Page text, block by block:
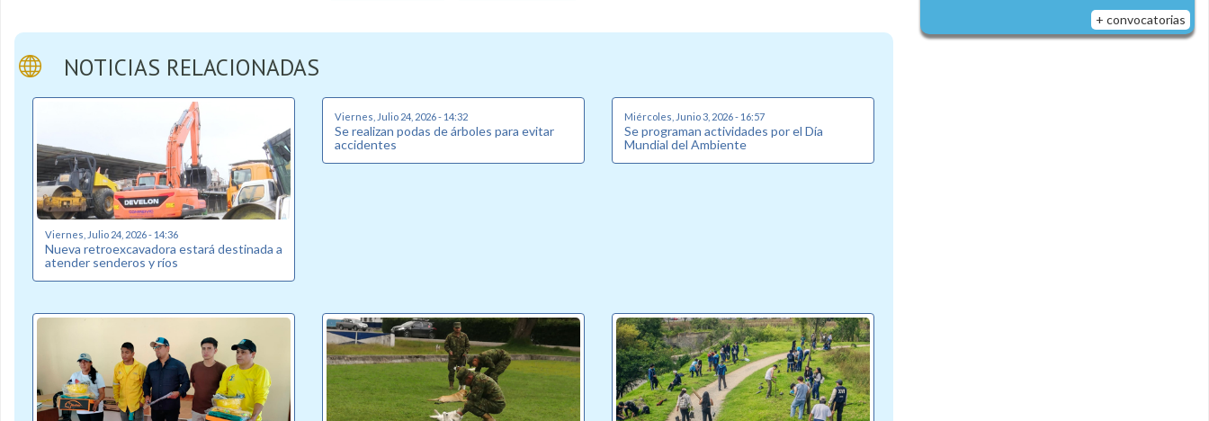
NOTICIAS RELACIONADAS
Viernes, Julio 24, 2026 - 14:36
Nueva retroexcavadora estará destinada a
atender senderos y ríos
Viernes, Julio 24, 2026 - 14:32
Se realizan podas de árboles para evitar
accidentes
Miércoles, Junio 3, 2026 - 16:57
Se programan actividades por el Día
Mundial del Ambiente
+ convocatorias